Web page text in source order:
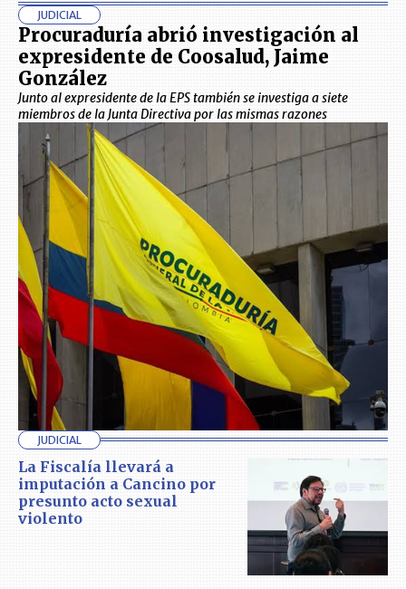
JUDICIAL
Procuraduría abrió investigación al
expresidente de Coosalud, Jaime
González
Junto al expresidente de la EPS también se investiga a siete
miembros de la Junta Directiva por las mismas razones
JUDICIAL
La Fiscalía llevará a
imputación a Cancino por
presunto acto sexual
violento